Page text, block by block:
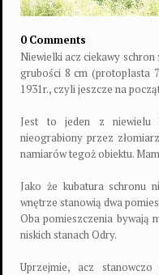
0 Comments
Niewielki acz ciekawy
grubości 8 cm (protoplasta
1931r., czyli jeszcze na
Jest to jeden z niewielu
nieograbiony przez
namiarów tegoż obiektu.
Jako że kubatura schronu
wnętrze stanowią dwa
Oba pomieszczenia bywają
niskich stanach Odry.
Uprzejmie, acz